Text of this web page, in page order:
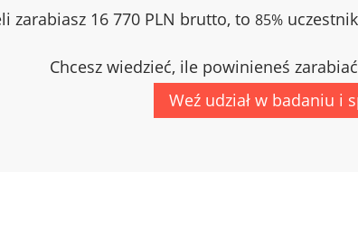
zarabiasz 16 770 PLN brutto, to 85%
Chcesz wiedzieć, ile powinieneś
Weź udział w badaniu i